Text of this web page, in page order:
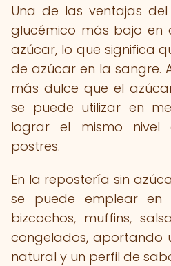
Una de las ventajas
glucémico más bajo en
azúcar, lo que significa
de azúcar en la sangre.
más dulce que el
se puede utilizar en
lograr el mismo
postres.
En la repostería sin
se puede emplear
bizcochos, muffins,
congelados, aportando
natural y un perfil de